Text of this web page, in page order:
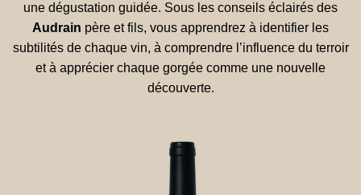
une dégustation guidée. Sous les conseils éclairés des
Audrain père et fils, vous apprendrez à identifier les
subtilités de chaque vin, à comprendre l’influence du terroir
et à apprécier chaque gorgée comme une nouvelle
découverte.